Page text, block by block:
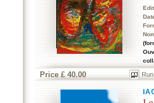
Price £ 40.00